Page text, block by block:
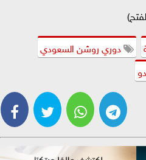
دوري روشن السعودي